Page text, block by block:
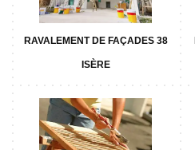
RAVALEMENT DE FAÇADES 38
ISÈRE